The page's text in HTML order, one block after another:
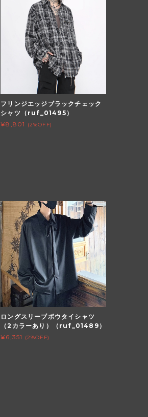
フリンジエッジブラックチェック
シャツ（ruf_01495）
¥8,801
(2%OFF)
ロングスリーブボウタイシャツ
（2カラーあり）（ruf_01489）
¥6,351
(2%OFF)